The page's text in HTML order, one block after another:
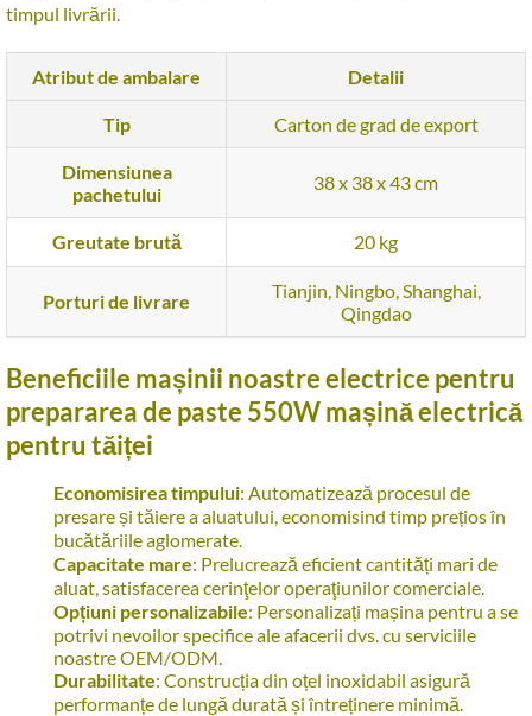
timpul livrării.
Atribut de ambalare Detalii
Tip Carton de grad de export
Dimensiunea
pachetului
38 x 38 x 43 cm
Greutate brută 20 kg
Porturi de livrare
Tianjin, Ningbo, Shanghai,
Qingdao
Beneficiile mașinii noastre electrice pentru
prepararea de paste 550W mașină electrică
pentru tăiței
Economisirea timpului: Automatizează procesul de
presare și tăiere a aluatului, economisind timp prețios în
bucătăriile aglomerate.
Capacitate mare: Prelucrează eficient cantități mari de
aluat, satisfacerea cerinţelor operaţiunilor comerciale.
Opțiuni personalizabile: Personalizați mașina pentru a se
potrivi nevoilor specifice ale afacerii dvs. cu serviciile
noastre OEM/ODM.
Durabilitate: Construcția din oțel inoxidabil asigură
performanțe de lungă durată și întreținere minimă.